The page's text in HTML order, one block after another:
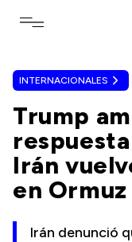
Toggle navigation
INTERNACIONALES
Trump
Irán
en Ormuz
Irán denunció